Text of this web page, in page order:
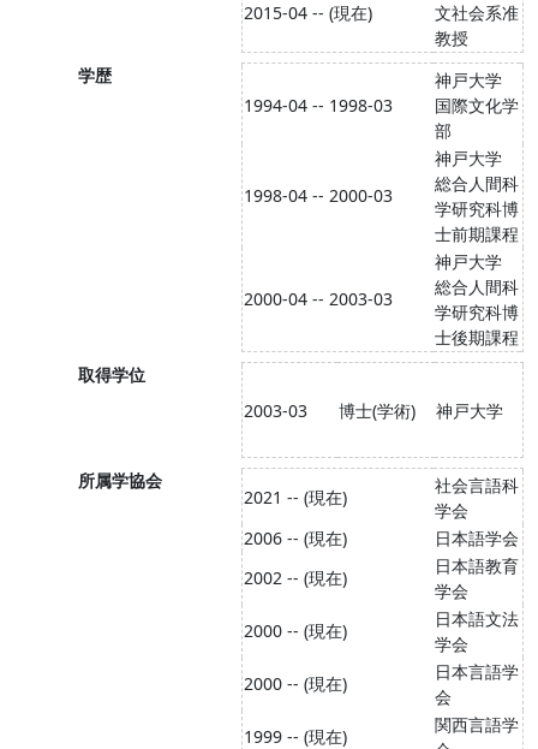
2015-04 -- (現在)
文社会系准
教授
学歴
1994-04 -- 1998-03
神戸大学
国際文化学
部
1998-04 -- 2000-03
神戸大学
総合人間科
学研究科博
士前期課程
2000-04 -- 2003-03
神戸大学
総合人間科
学研究科博
士後期課程
取得学位
2003-03
博士(学術) 神戸大学
所属学協会
2021 -- (現在)
社会言語科
学会
2006 -- (現在)
日本語学会
2002 -- (現在)
日本語教育
学会
2000 -- (現在)
日本語文法
学会
2000 -- (現在)
日本言語学
会
1999 -- (現在)
関西言語学